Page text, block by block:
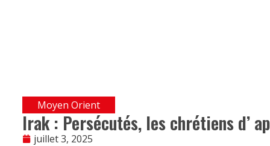
Moyen Orient
Irak : Persécutés, les chrétiens d’
juillet 3, 2025